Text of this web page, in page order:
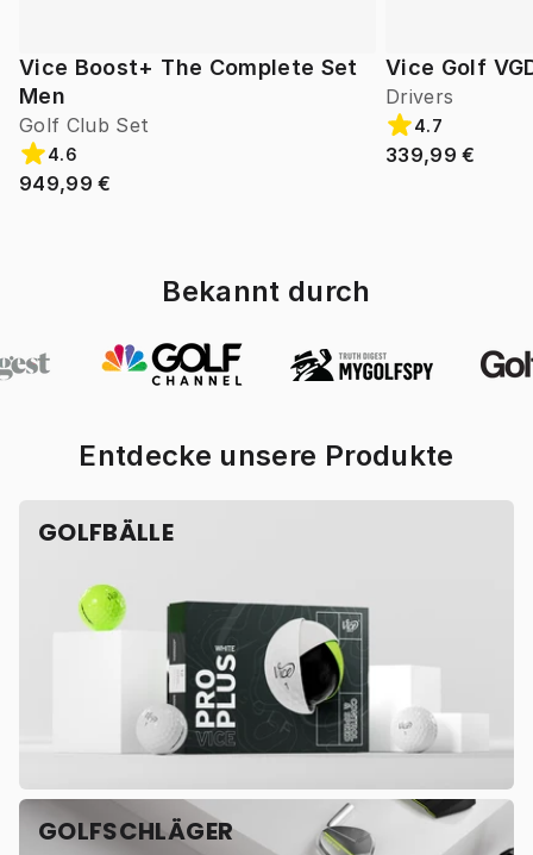
Vice Boost+ The Complete Set
Men
Golf Club Set
4.6
949,99 €
Vice Golf
Drivers
4.7
339,99 €
Bekannt durch
Entdecke unsere Produkte
GOLFBÄLLE
GOLFSCHLÄGER